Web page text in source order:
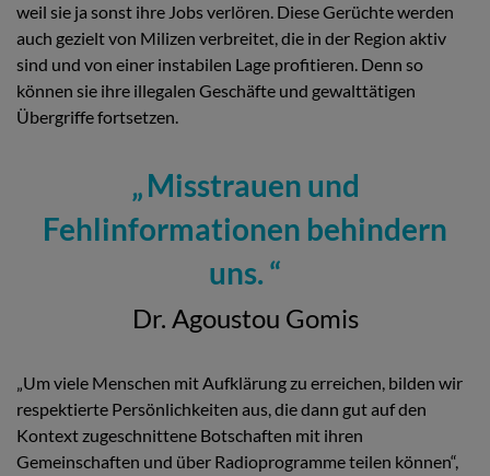
weil sie ja sonst ihre Jobs verlören. Diese Gerüchte werden
auch gezielt von Milizen verbreitet, die in der Region aktiv
sind und von einer instabilen Lage profitieren. Denn so
können sie ihre illegalen Geschäfte und gewalttätigen
Übergriffe fortsetzen.
Misstrauen und
Fehlinformationen behindern
uns.
Dr. Agoustou Gomis
„Um viele Menschen mit Aufklärung zu erreichen, bilden wir
respektierte Persönlichkeiten aus, die dann gut auf den
Kontext zugeschnittene Botschaften mit ihren
Gemeinschaften und über Radioprogramme teilen können“,